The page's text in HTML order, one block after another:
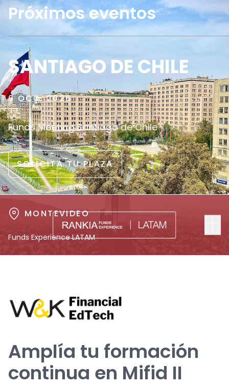
Próximos eventos
SANTIAGO DE CHILE
6 OCT, 2026
Funds Meeting Santiago de Chile
SOLICITA TU PLAZA
MONTEVIDEO
Funds Experience LATAM
Amplía tu formación
continua en Mifid II